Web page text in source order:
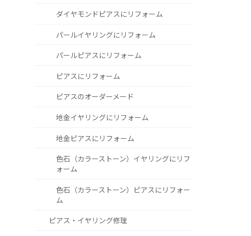
ダイヤモンドピアスにリフォーム
パールイヤリングにリフォーム
パールピアスにリフォーム
ピアスにリフォーム
ピアスのオーダーメード
地金イヤリングにリフォーム
地金ピアスにリフォーム
色石（カラーストーン）イヤリングにリフ
ォーム
色石（カラーストーン）ピアスにリフォー
ム
ピアス・イヤリング修理